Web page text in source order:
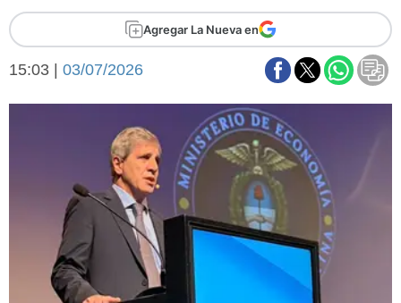
Cines
Economía y campo
Economía y finanzas
Con el campo
Espacio empresas
Sociedad
Tecnología
Turismo
Salud
Es viral
El tiempo
Fúnebres
Clasificados
Agregar La Nueva en
15:03 | 03/07/2026